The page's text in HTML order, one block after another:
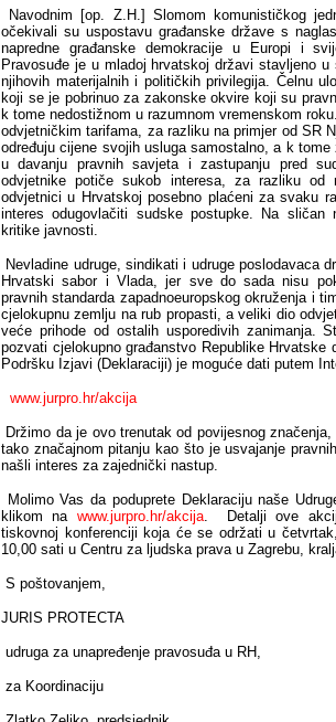
Navodnim [op. Z.H.] Slomom komunističkog
očekivali su uspostavu građanske države s
napredne građanske demokracije u Europi i
Pravosuđe je u mladoj hrvatskoj državi stavljeno
njihovih materijalnih i političkih privilegija. Čelnu
koji se je pobrinuo za zakonske okvire koji su
k tome nedostižnom u razumnom vremenskom
odvjetničkim tarifama, za razliku na primjer od SR
određuju cijene svojih usluga samostalno, a k
u davanju pravnih savjeta i zastupanju pred
odvjetnike potiče sukob interesa, za razliku od
odvjetnici u Hrvatskoj posebno plaćeni za svaku
interes odugovlačiti sudske postupke. Na
kritike javnosti.
Nevladine udruge, sindikati i udruge poslodavaca
Hrvatski sabor i Vlada, jer sve do sada nisu
pravnih standarda zapadnoeuropskog okruženja i
cjelokupnu zemlju na rub propasti, a veliki dio
veće prihode od ostalih usporedivih zanimanja.
pozvati cjelokupno građanstvo Republike Hrvatske
Podršku Izjavi (Deklaraciji) je moguće dati putem
www.jurpro.hr/akcija
Držimo da je ovo trenutak od povijesnog
tako značajnom pitanju kao što je usvajanje
našli interes za zajednički nastup.
Molimo Vas da poduprete Deklaraciju naše
klikom na www.jurpro.hr/akcija. Detalji ove
tiskovnoj konferenciji koja će se održati u
10,00 sati u Centru za ljudska prava u Zagrebu,
S poštovanjem,
JURIS PROTECTA
udruga za unapređenje pravosuđa u RH,
za Koordinaciju